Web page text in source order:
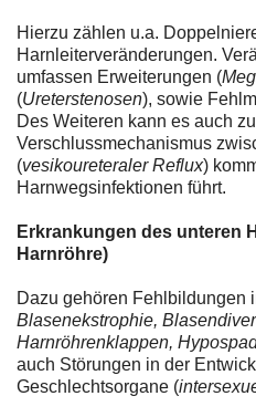
Hierzu zählen u.a.
Harnleiterveränderungen.
umfassen Erweiterungen (
(Ureterstenosen), sowie
Des Weiteren kann es auch
Verschlussmechanismus
(vesikoureteraler Reflux)
Harnwegsinfektionen führt.
Erkrankungen des unteren
Harnröhre)
Dazu gehören Fehlbildungen
Blasenekstrophie,
Harnröhrenklappen,
auch Störungen in der
Geschlechtsorgane (